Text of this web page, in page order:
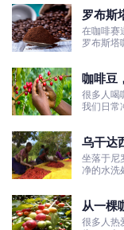
罗布斯
在咖啡赛
罗布斯塔
咖啡豆
很多人喝
我们日常
乌干达
坐落于尼
净的水洗
从一棵
全过程
很多人热